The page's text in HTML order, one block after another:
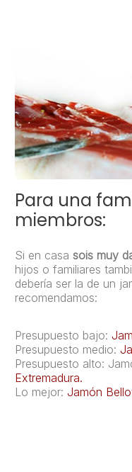
Para una
miembros:
Si en casa sois muy
hijos o familiares
debería ser la de un
recomendamos:
Presupuesto bajo:
Presupuesto medio:
Presupuesto alto:
Extremadura.
Lo mejor: Jamón